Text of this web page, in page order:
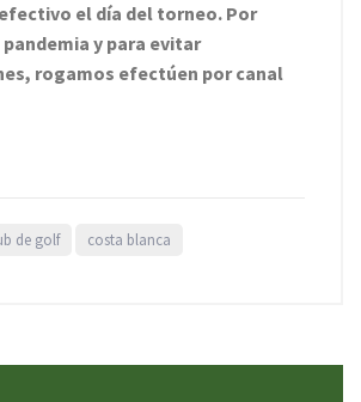
efectivo el día del torneo. Por
y para evitar
rogamos efectúen por canal
de golf costa blanca